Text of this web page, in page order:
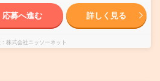
応募へ進む 詳しく見る
株式会社ニッソーネット